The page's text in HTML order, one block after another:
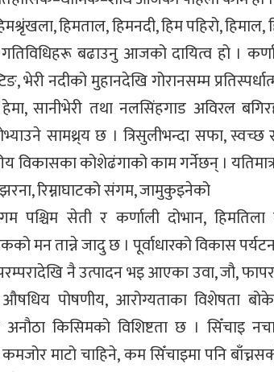
हिमताल, हिमनदी, हिम पहिरो,
बढाउनु आजको दायित्व हो ।
भेरी नदीको मुहानदेखि गोरानसम्म
हेमा, सानीभेरी तथा नलसिंहगाड अविरल
सामथ्र्य छ । त्रिसुलीभन्दा सफा,
विकासका कोशेढंगाको काम गर्नेछन् ।
रिम्नाघाटको संगम, जामुकुइनेको
पश्चिम सेती र कर्णाली दोभान,
मन तान्ने जादु छ । पूर्वाधारको विकास
नै उत्पादन भइ आएका उवा, जौ,
औषधिय पोषणीय, आरोग्यताका विशेषता
अनौठा किसिमको विशिष्टता छ । सिँचाइ
कमजोर माटो चाहिने, कम सिँचाइमा पनि